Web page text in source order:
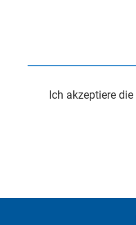
Ich akzeptiere die
-